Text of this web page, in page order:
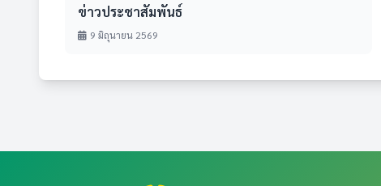
ข่าวประชาสัมพันธ์
9 มิถุนายน 2569